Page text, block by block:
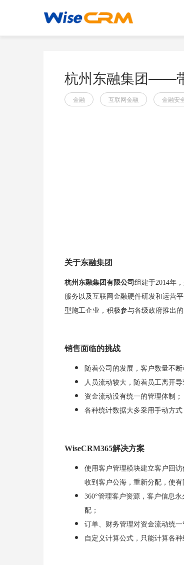
杭州东融集团——
金融 互联网金融 金融安
关于东融集团
杭州东融集团有限公司 组建于2014年
服务以及互联网金融硬件研发和运营
型施工企业，积极参与各级政府推出的
销售面临的挑战
随着公司的发展，客户数量不
人员流动较大，随着员工离开导
资金流动没有统一的管理体制；
各种统计数据大多采用手动方
WiseCRM365解决方案
使用客户管理模块建立客户回
收到客户公海，重新分配，使
360°管理客户资源，客户信息
配；
订单、财务管理对资金流动统
自定义计算公式，只能计算各